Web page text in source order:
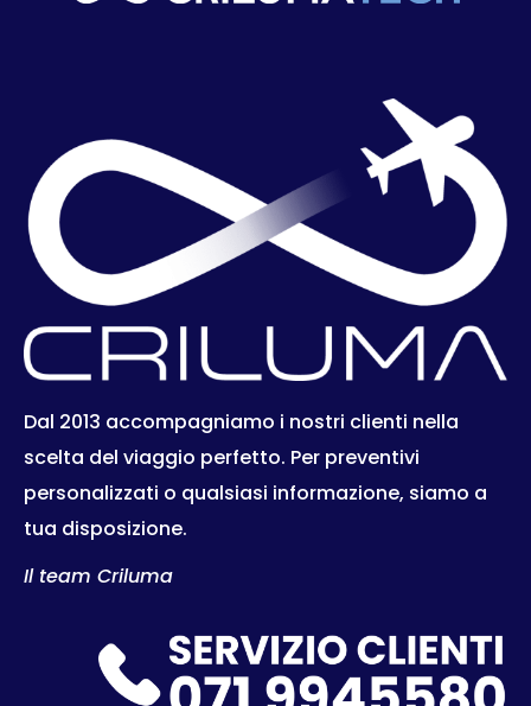
Dal 2013 accompagniamo i nostri clienti nella
scelta del viaggio perfetto. Per preventivi
personalizzati o qualsiasi informazione, siamo a
tua disposizione.
Il team Criluma